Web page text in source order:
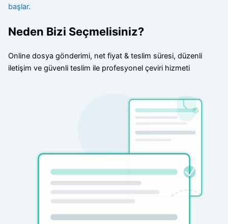
başlar.
Neden Bizi Seçmelisiniz?
Online dosya gönderimi, net fiyat & teslim süresi, düzenli
iletişim ve güvenli teslim ile profesyonel çeviri hizmeti